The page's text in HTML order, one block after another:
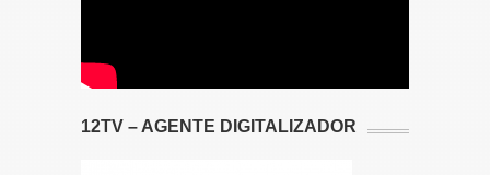
12TV – AGENTE DIGITALIZADOR